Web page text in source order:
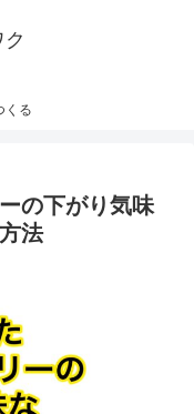
くる
の下がり気味
法